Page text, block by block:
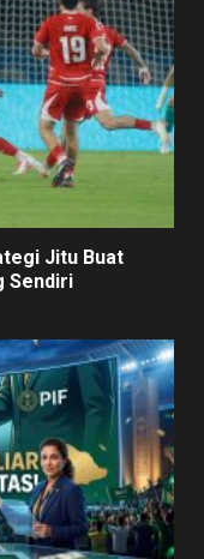
Jitu Buat
Sendiri